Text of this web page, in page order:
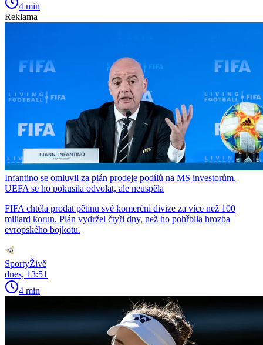
4 min
Reklama
Infantino se omluvil za plán prodeje podílů na MS investorům.
UEFA se ho pokusila odvolat, ale neuspěla
FIFA chtěla prodat pětinu své komerční divize za více než 100
miliard korun. Plán vydržel čtyři dny, než ho pohřbila hrozba
evropského bojkotu.
SportyŽivě
dnes, 13:51
4 min